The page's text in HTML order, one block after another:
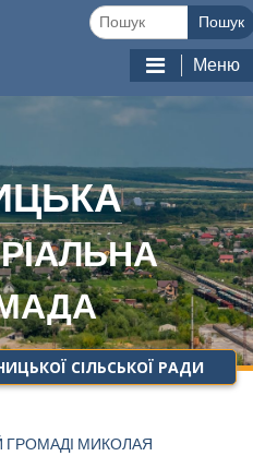
Меню
СІЛЬСЬКОЇ РАДИ
ГРОМАДІ МИКОЛАЯ
Шукати: